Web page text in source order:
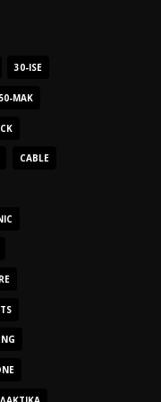
30-ISE
50-MAK
CABLE